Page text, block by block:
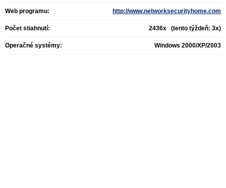
Web programu: http://www.networksecurityhome.com
Počet stiahnutí: 2436x (tento týždeň: 3x)
Operačné systémy: Windows 2000/XP/2003